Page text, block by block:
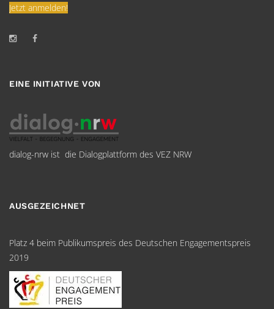
Jetzt anmelden!
EINE INITIATIVE VON
dialog-nrw ist die Dialogplattform des VEZ NRW
AUSGEZEICHNET
Platz 4 beim Publikumspreis des Deutschen Engagementspreis
2019